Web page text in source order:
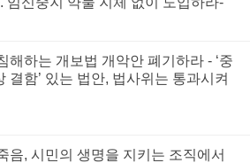
해하는 개보법 개악안 폐기하라 - ‘중
결함’ 있는 법안, 법사위는 통과시켜
음, 시민의 생명을 지키는 조직에서